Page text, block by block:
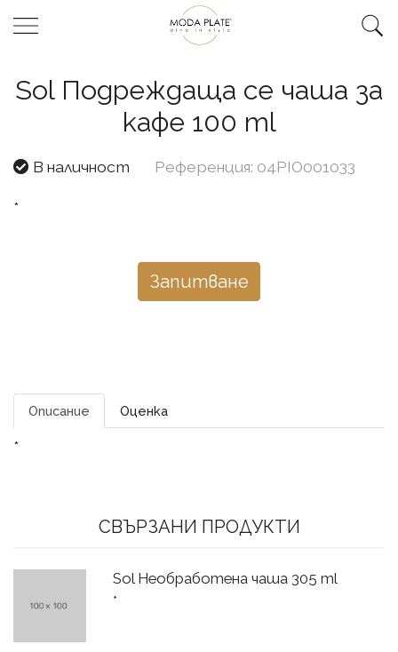
Sol Подреждаща се чаша за
кафе 100 ml
В наличност Референция: 04PIO001033
*
Запитване
Описание Оценка
*
СВЪРЗАНИ ПРОДУКТИ
Sol Необработена чаша 305 ml
*